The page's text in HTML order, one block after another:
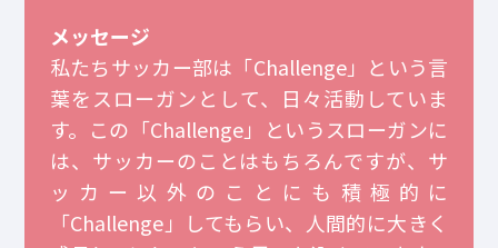
メッセージ
私たちサッカー部は「Challenge」という言
葉をスローガンとして、日々活動していま
す。この「Challenge」というスローガンに
は、サッカーのことはもちろんですが、サ
ッカー以外のことにも積極的に
「Challenge」してもらい、人間的に大きく